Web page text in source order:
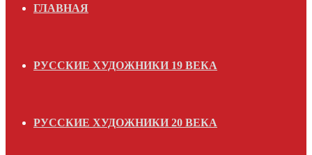
ГЛАВНАЯ
РУССКИЕ ХУДОЖНИКИ 19 ВЕКА
РУССКИЕ ХУДОЖНИКИ 20 ВЕКА